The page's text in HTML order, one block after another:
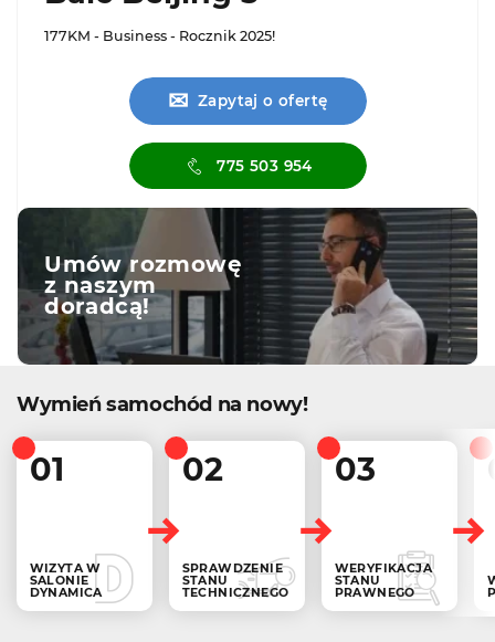
177KM - Business - Rocznik 2025!
✉ Zapytaj o ofertę
775 503 954
Umów rozmowę
z naszym
doradcą!
Wymień samochód na nowy!
01
WIZYTA W
SALONIE
DYNAMICA
02
SPRAWDZENIE
STANU
TECHNICZNEGO
03
WERYFIKACJA
STANU
PRAWNEGO